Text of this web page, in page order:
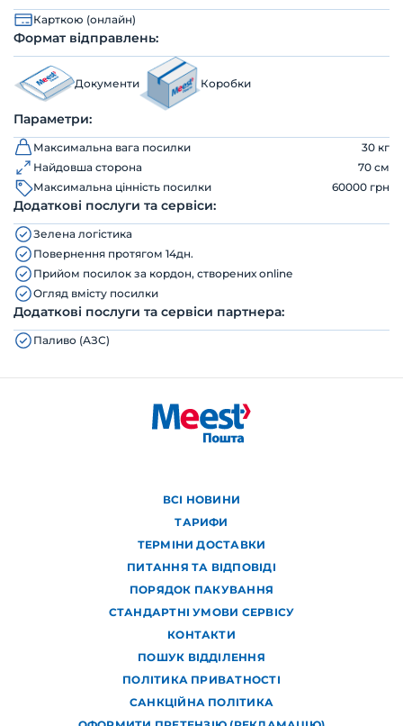
Карткою (онлайн)
Формат відправлень:
Документи Коробки
Параметри:
Максимальна вага посилки
30 кг
Найдовша сторона
70 см
Максимальна цінність посилки
60000 грн
Додаткові послуги та сервіси:
Зелена логістика
Повернення протягом 14дн.
Прийом посилок за кордон, створених online
Огляд вмісту посилки
Додаткові послуги та сервіси партнера:
Паливо (АЗС)
ВСІ НОВИНИ
ТАРИФИ
ТЕРМІНИ ДОСТАВКИ
ПИТАННЯ ТА ВІДПОВІДІ
ПОРЯДОК ПАКУВАННЯ
СТАНДАРТНІ УМОВИ СЕРВІСУ
КОНТАКТИ
ПОШУК ВІДДІЛЕННЯ
ПОЛІТИКА ПРИВАТНОСТІ
САНКЦІЙНА ПОЛІТИКА